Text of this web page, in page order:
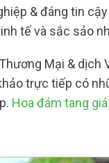
& đáng tin
tế và sắc sảo
Mại &
trực tiếp có
Hoa đám tang